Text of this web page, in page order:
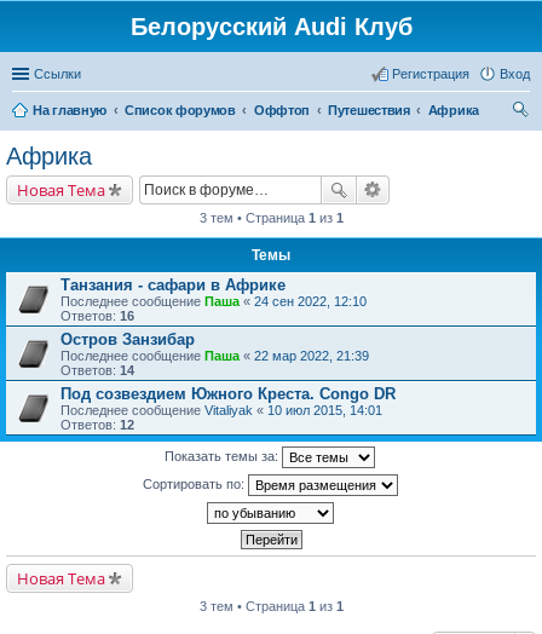
Белорусский Audi Клуб
Ссылки Вход
Регистрация
На главную Список форумов Оффтоп Путешествия
Африка
Африка
Новая Тема
3 тем • Страница 1 из 1
Темы
Танзания - сафари в Африке
Последнее сообщение Паша « 24 сен 2022, 12:10
Ответов: 16
Остров Занзибар
Последнее сообщение Паша « 22 мар 2022, 21:39
Ответов: 14
Под созвездием Южного Креста. Congo DR
Последнее сообщение Vitaliyak « 10 июл 2015, 14:01
Ответов: 12
Показать темы за:
Сортировать по:
Новая Тема
3 тем • Страница 1 из 1